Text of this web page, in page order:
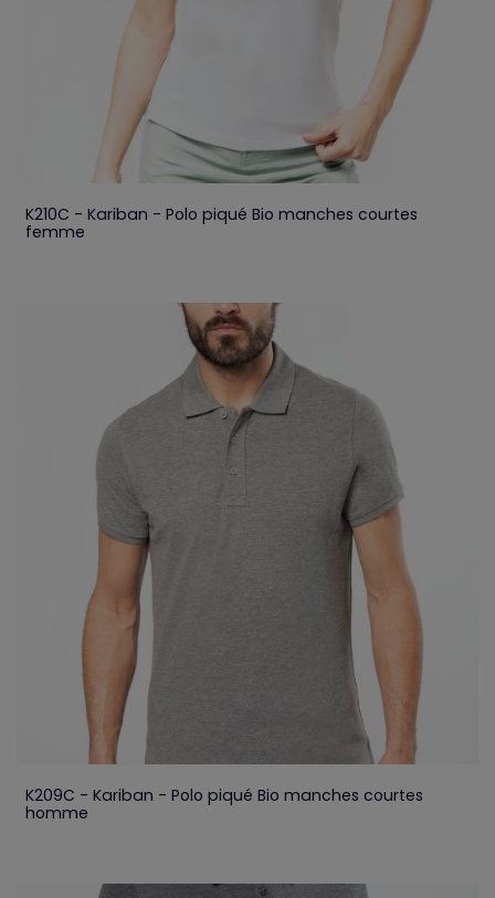
K210C - Kariban - Polo piqué Bio manches courtes
femme
K209C - Kariban - Polo piqué Bio manches courtes
homme